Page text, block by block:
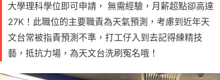
大學理科學位即可申請， 無需經驗，月薪超點卻高達
27K！此職位的主要職責為天氣預測，考慮到近年天
文台常被指責預測不準，打工仔入到去記得練精技
藝，抵抗力場，為天文台洗刷冤名哦！